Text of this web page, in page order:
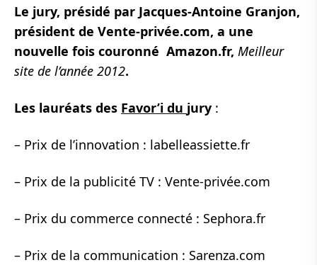
Le jury, présidé par Jacques-Antoine Granjon,
président de Vente-privée.com, a une
nouvelle fois couronné Amazon.fr, Meilleur
site de l’année 2012.
Les lauréats des Favor’i du jury :
– Prix de l’innovation : labelleassiette.fr
– Prix de la publicité TV : Vente-privée.com
– Prix du commerce connecté : Sephora.fr
– Prix de la communication : Sarenza.com